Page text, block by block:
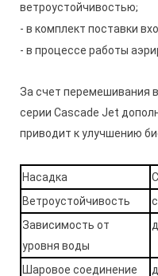
ветроустойчивостью;
- в комплект поставки
- в процессе работы
За счет перемешивания
серии Cascade Jet
приводит к улучшению
Насадка
Ветроустойчивость
Зависимость от
уровня воды
Шаровое соединение